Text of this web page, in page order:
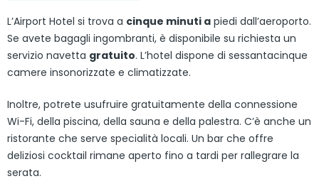
L’Airport Hotel si trova a cinque minuti a piedi dall’aeroporto.
Se avete bagagli ingombranti, è disponibile su richiesta un
servizio navetta gratuito. L’hotel dispone di sessantacinque
camere insonorizzate e climatizzate.
Inoltre, potrete usufruire gratuitamente della connessione
Wi-Fi, della piscina, della sauna e della palestra. C’è anche un
ristorante che serve specialità locali. Un bar che offre
deliziosi cocktail rimane aperto fino a tardi per rallegrare la
serata.